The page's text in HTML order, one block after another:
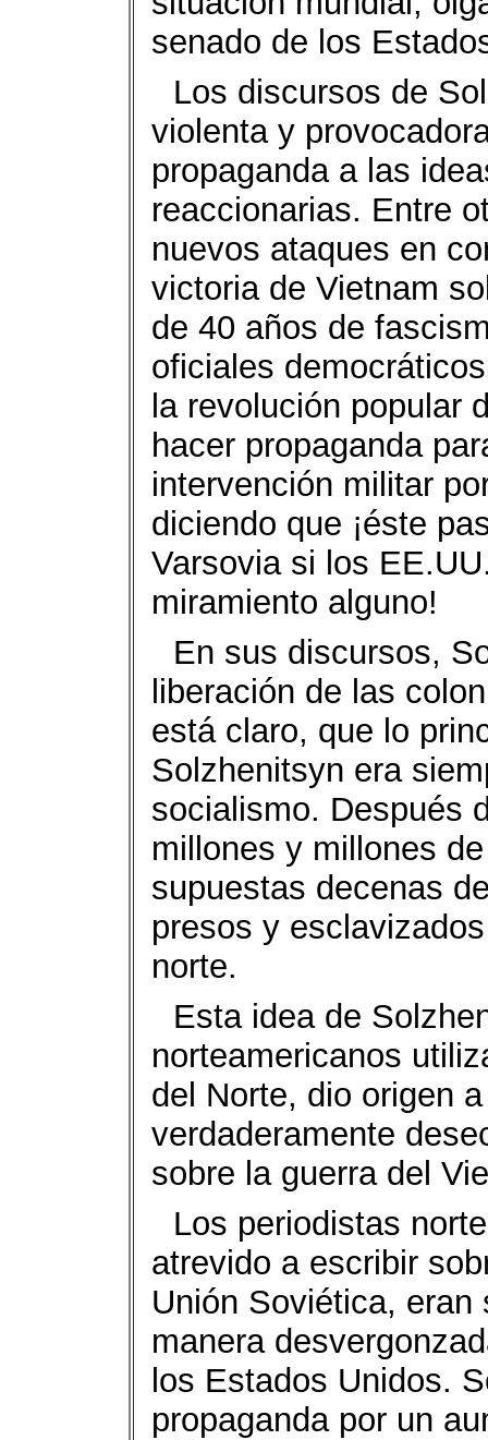
senado de los
Los discursos de
violenta y
propaganda a las
reaccionarias. Entre
nuevos ataques en
victoria de Vietnam
de 40 años de
oficiales
la revolución popular
hacer propaganda
intervención militar
diciendo que ¡éste
Varsovia si los
miramiento alguno!
En sus discursos,
liberación de las
está claro, que lo
Solzhenitsyn era
socialismo. Después
millones y millones
supuestas decenas
presos y
norte.
Esta idea de
norteamericanos
del Norte, dio origen
verdaderamente
sobre la guerra del
Los periodistas
atrevido a escribir
Unión Soviética,
manera
los Estados Unidos.
propaganda por un